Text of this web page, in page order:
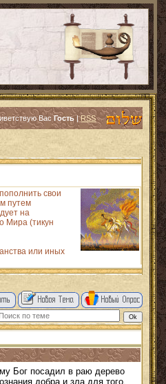
Вас Гость|RSS
свои
путем
на
Мира (тикун
или иных
Бог посадил в раю дерево
добра и зла для того,